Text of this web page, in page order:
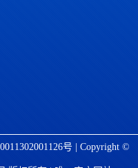
号 | Copyright ©